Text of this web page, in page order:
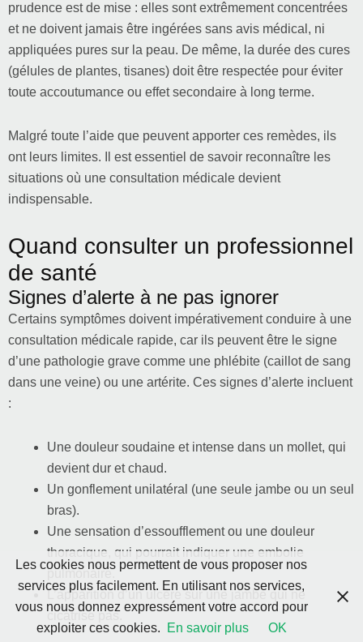
prudence est de mise : elles sont extrêmement concentrées
et ne doivent jamais être ingérées sans avis médical, ni
appliquées pures sur la peau. De même, la durée des cures
(gélules de plantes, tisanes) doit être respectée pour éviter
toute accoutumance ou effet secondaire à long terme.
Malgré toute l’aide que peuvent apporter ces remèdes, ils
ont leurs limites. Il est essentiel de savoir reconnaître les
situations où une consultation médicale devient
indispensable.
Quand consulter un professionnel
de santé
Signes d’alerte à ne pas ignorer
Certains symptômes doivent impérativement conduire à une
consultation médicale rapide, car ils peuvent être le signe
d’une pathologie grave comme une phlébite (caillot de sang
dans une veine) ou une artérite. Ces signes d’alerte incluent
:
Une douleur soudaine et intense dans un mollet, qui
devient dur et chaud.
Un gonflement unilatéral (une seule jambe ou un seul
bras).
Une sensation d’essoufflement ou une douleur
thoracique, qui pourrait indiquer une embolie
pulmonaire.
L’apparition d’un ulcère sur une jambe qui ne
cicatrise pas.
Les cookies nous permettent de vous proposer nos
services plus facilement. En utilisant nos services,
vous nous donnez expressément votre accord pour
exploiter ces cookies.
En savoir plus OK